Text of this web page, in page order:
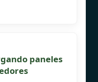
paneles